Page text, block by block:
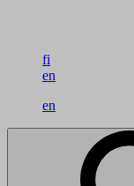
fi
en
en